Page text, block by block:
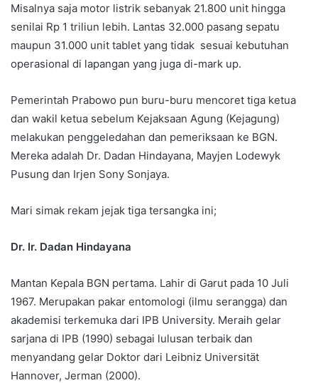
Misalnya saja motor listrik sebanyak 21.800 unit hingga
senilai Rp 1 triliun lebih. Lantas 32.000 pasang sepatu
maupun 31.000 unit tablet yang tidak sesuai kebutuhan
operasional di lapangan yang juga di-mark up.
Pemerintah Prabowo pun buru-buru mencoret tiga ketua
dan wakil ketua sebelum Kejaksaan Agung (Kejagung)
melakukan penggeledahan dan pemeriksaan ke BGN.
Mereka adalah Dr. Dadan Hindayana, Mayjen Lodewyk
Pusung dan Irjen Sony Sonjaya.
Mari simak rekam jejak tiga tersangka ini;
Dr. Ir. Dadan Hindayana
Mantan Kepala BGN pertama. Lahir di Garut pada 10 Juli
1967. Merupakan pakar entomologi (ilmu serangga) dan
akademisi terkemuka dari IPB University. Meraih gelar
sarjana di IPB (1990) sebagai lulusan terbaik dan
menyandang gelar Doktor dari Leibniz Universität
Hannover, Jerman (2000).